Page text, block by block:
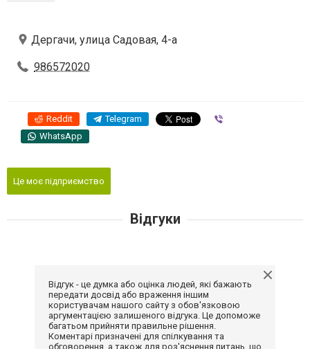
Дергачи, улица Садовая, 4-а
986572020
Reddit Telegram
WhatsApp
Це моє підприємство
Відгуки
Відгук - це думка або оцінка людей, які бажають
передати досвід або враження іншим
користувачам нашого сайту з обов'язковою
аргументацією залишеного відгука. Це допоможе
багатьом прийняти правильне рішення.
Коментарі призначені для спілкування та
обговорення, а також для роз'яснення питань, що